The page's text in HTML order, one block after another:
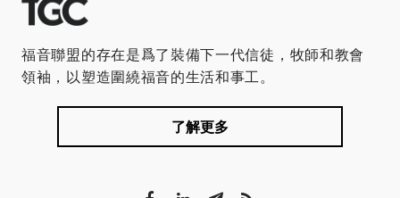
福音聯盟的存在是爲了裝備下一代信徒，牧師和教會
領袖，以塑造圍繞福音的生活和事工。
了解更多